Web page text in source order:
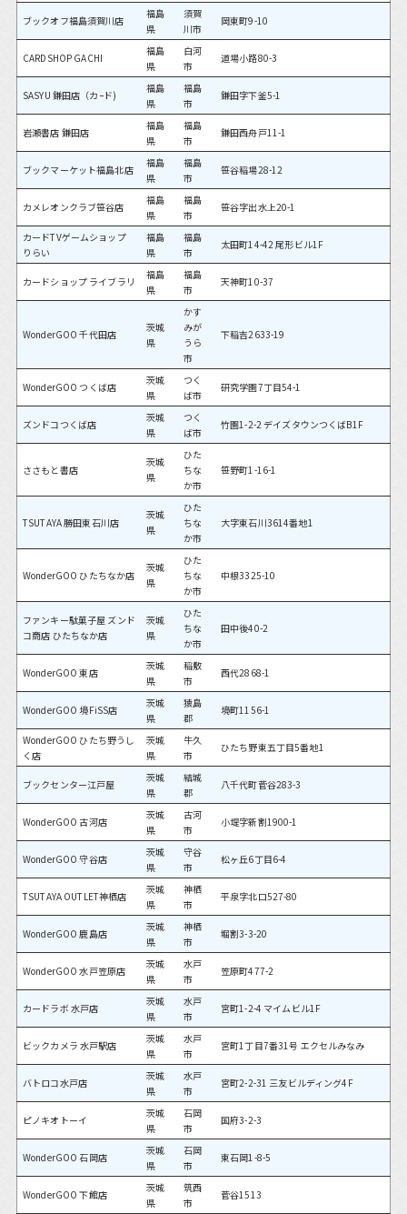
ブックオフ福島須賀川店
福島
県
須賀
川市
岡東町9-10
CARDSHOP GACHI
福島
県
白河
市
道場小路80-3
SASYU 鎌田店（カｰド)
福島
県
福島
市
鎌田字下釜5-1
岩瀬書店 鎌田店
福島
県
福島
市
鎌田西舟戸11-1
ブックマーケット福島北店
福島
県
福島
市
笹谷稲場28-12
カメレオンクラブ笹谷店
福島
県
福島
市
笹谷字出水上20-1
カードTVゲームショップ
りらい
福島
県
福島
市
太田町14-42 尾形ビル1F
カードショップ ライブラリ
福島
県
福島
市
天神町10-37
WonderGOO 千代田店
茨城
県
かす
みが
うら
市
下稲吉2633-19
WonderGOO つくば店
茨城
県
つく
ば市
研究学園7丁目54-1
ズンドコつくば店
茨城
県
つく
ば市
竹園1-2-2 デイズタウンつくばB1F
ささもと書店
茨城
県
ひた
ちな
か市
笹野町1-16-1
TSUTAYA 勝田東石川店
茨城
県
ひた
ちな
か市
大字東石川3614番地1
WonderGOO ひたちなか店
茨城
県
ひた
ちな
か市
中根3325-10
ファンキー駄菓子屋 ズンド
コ商店 ひたちなか店
茨城
県
ひた
ちな
か市
田中後40-2
WonderGOO 東店
茨城
県
稲敷
市
西代2868-1
WonderGOO 境FiSS店
茨城
県
猿島
郡
境町1156-1
WonderGOO ひたち野うし
く店
茨城
県
牛久
市
ひたち野東五丁目5番地1
ブックセンター江戸屋
茨城
県
結城
郡
八千代町菅谷283-3
WonderGOO 古河店
茨城
県
古河
市
小堤字新割1900-1
WonderGOO 守谷店
茨城
県
守谷
市
松ヶ丘6丁目6-4
TSUTAYA OUTLET神栖店
茨城
県
神栖
市
平泉字北口527-80
WonderGOO 鹿島店
茨城
県
神栖
市
堀割3-3-20
WonderGOO 水戸笠原店
茨城
県
水戸
市
笠原町477-2
カードラボ 水戸店
茨城
県
水戸
市
宮町1-2-4 マイムビル1F
ビックカメラ 水戸駅店
茨城
県
水戸
市
宮町1丁目7番31号 エクセルみなみ
バトロコ水戸店
茨城
県
水戸
市
宮町2-2-31 三友ビルディング4F
ピノキオトーイ
茨城
県
石岡
市
国府3-2-3
WonderGOO 石岡店
茨城
県
石岡
市
東石岡1-8-5
WonderGOO 下館店
茨城
県
筑西
市
菅谷1513